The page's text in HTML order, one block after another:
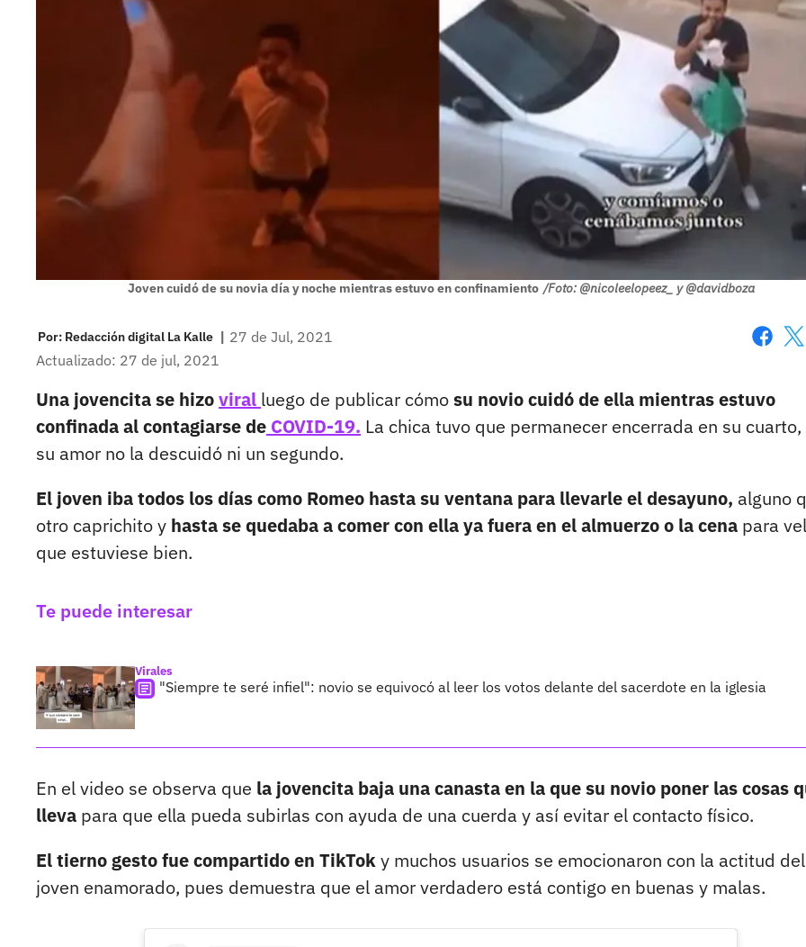
Joven cuidó de su novia día y noche mientras estuvo en confinamiento /Foto: @nicoleelopeez_ y @davidboza
Por: Redacción digital La Kalle | 27 de Jul, 2021
Actualizado: 27 de jul, 2021
Una jovencita se hizoviral luego de publicar cómosu novio cuidó de ella mientras estuvo
confinada al contagiarse de COVID-19. La chica tuvo que permanecer encerrada en su
su amor no la descuidó ni un segundo.
El joven iba todos los días como Romeo hasta su ventana para llevarle el desayuno, alguno
otro caprichito y hasta se quedaba a comer con ella ya fuera en el almuerzo o la cena para
que estuviese bien.
Te puede interesar
Virales
"Siempre te seré infiel": novio se equivocó al leer los votos delante del sacerdote en la iglesia
En el video se observa que la jovencita baja una canasta en la que su novio poner las cosas
lleva para que ella pueda subirlas con ayuda de una cuerda y así evitar el contacto físico.
El tierno gesto fue compartido en TikToky muchos usuarios se emocionaron con la actitud del
joven enamorado, pues demuestra que el amor verdadero está contigo en buenas y malas.